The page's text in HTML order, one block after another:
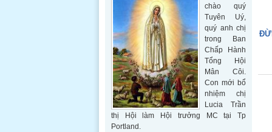
chào quý
Tuyên Uý,
quý anh chị
trong Ban
Chấp Hành
Tổng Hội
Mân Côi.
Con mới bổ
nhiệm chị
Lucia Trần
thị Hội làm Hội trưởng MC tại Tp
Portland.